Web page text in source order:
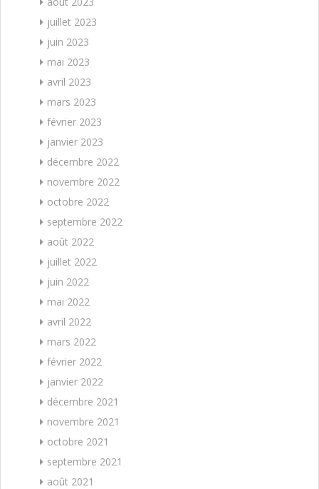
juillet 2023
juin 2023
mai 2023
avril 2023
mars 2023
février 2023
janvier 2023
décembre 2022
novembre 2022
octobre 2022
septembre 2022
août 2022
juillet 2022
juin 2022
mai 2022
avril 2022
mars 2022
février 2022
janvier 2022
décembre 2021
novembre 2021
octobre 2021
septembre 2021
août 2021